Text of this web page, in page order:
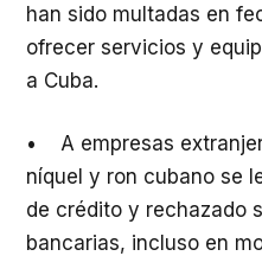
han sido multadas en
ofrecer servicios y
a Cuba.
• A empresas
níquel y ron cubano se
de crédito y rechazado
bancarias, incluso en